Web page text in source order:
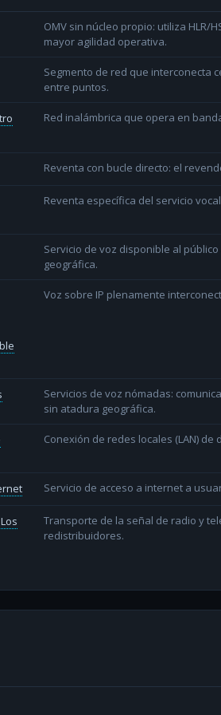
OMV sin núcleo propio: utiliza HLR/
mayor agilidad operativa.
Segmento de red que interconecta
entre puntos.
Red inalámbrica que opera en
Reventa con bucle directo: el
Reventa específica del servicio
Servicio de voz disponible al
geográfica.
Voz sobre IP plenamente
Servicios de voz nómadas:
sin atadura geográfica.
Conexión de redes locales (LAN)
Servicio de acceso a internet a
Transporte de la señal de radio y
redistribuidores.